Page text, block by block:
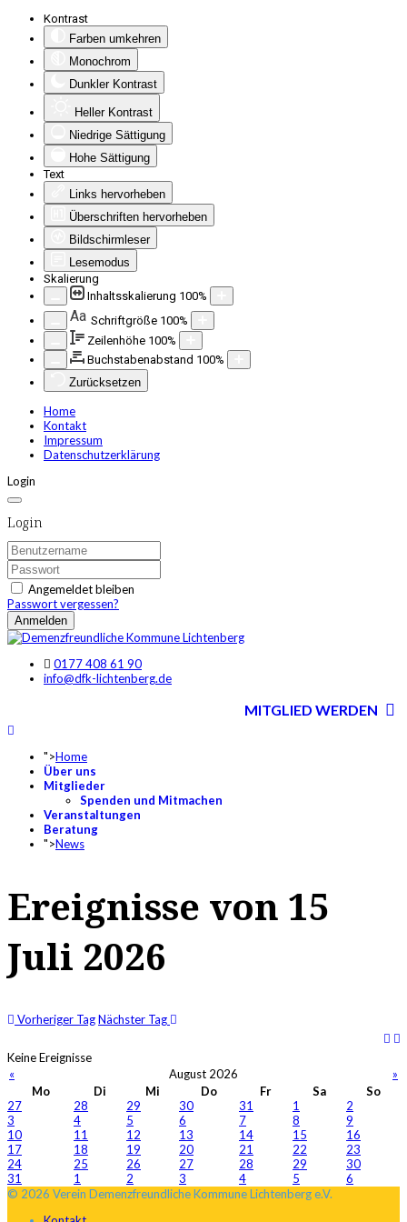
Kontrast
Farben umkehren
Monochrom
Dunkler Kontrast
Heller Kontrast
Niedrige Sättigung
Hohe Sättigung
Text
Links hervorheben
Überschriften hervorheben
Bildschirmleser
Lesemodus
Skalierung
Inhaltsskalierung 100%
Aa Schriftgröße 100%
Zeilenhöhe 100%
Buchstabenabstand 100%
Zurücksetzen
Home
Kontakt
Impressum
Datenschutzerklärung
Login
Login
Angemeldet bleiben
Passwort vergessen?
Anmelden
0177 408 61 90
info@dfk-lichtenberg.de
MITGLIED WERDEN
">Home
Über uns
Mitglieder
Spenden und Mitmachen
Veranstaltungen
Beratung
">News
Ereignisse von 15
Juli 2026
Vorheriger TagNächster Tag
Keine Ereignisse
«
August 2026
»
Mo
Di Mi Do Fr Sa
So
27
28 29 30 31 1
2
3
4 5 6 7 8
9
10
11 12 13 14 15
16
17
18 19 20 21 22
23
24
25 26 27 28 29
30
31
1 2 3 4 5
6
© 2026 Verein Demenzfreundliche Kommune Lichtenberg e.V.